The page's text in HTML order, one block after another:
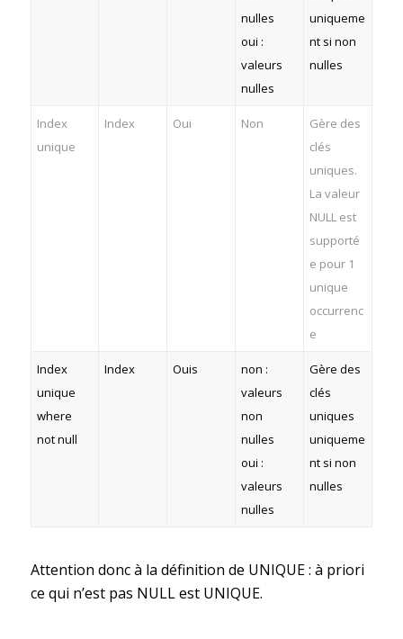
nulles
oui :
valeurs
nulles
uniqueme
nt si non
nulles
Index
unique
Index Oui Non
Gère des
clés
uniques.
La valeur
NULL est
supporté
e pour 1
unique
occurrenc
e
Index
unique
where
not null
Index Ouis
non :
valeurs
non
nulles
oui :
valeurs
nulles
Gère des
clés
uniques
uniqueme
nt si non
nulles
Attention donc à la définition de UNIQUE : à priori
ce qui n’est pas NULL est UNIQUE.